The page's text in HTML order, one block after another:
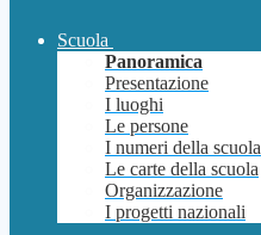
Scuola
Panoramica
Presentazione
I luoghi
Le persone
I numeri della scuola
Le carte della scuola
Organizzazione
I progetti nazionali